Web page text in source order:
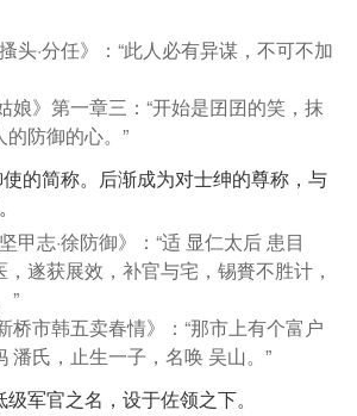
头·分任》：“此人必有异谋，不可不加
娘》第一章三：“开始是囝囝的笑，抹
防御的心。”
的简称。后渐成为对士绅的尊称，与
甲志·徐防御》：“适 显仁太后 患目
遂获展效，补官与宅，锡賚不胜计，
”
桥市韩五卖春情》：“那市上有个富户
潘氏，止生一子，名唤 吴山。”
军官之名，设于佐领之下。